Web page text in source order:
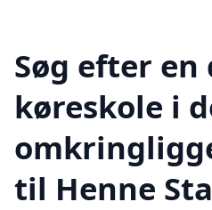
Søg efter
køreskole i
til Henne